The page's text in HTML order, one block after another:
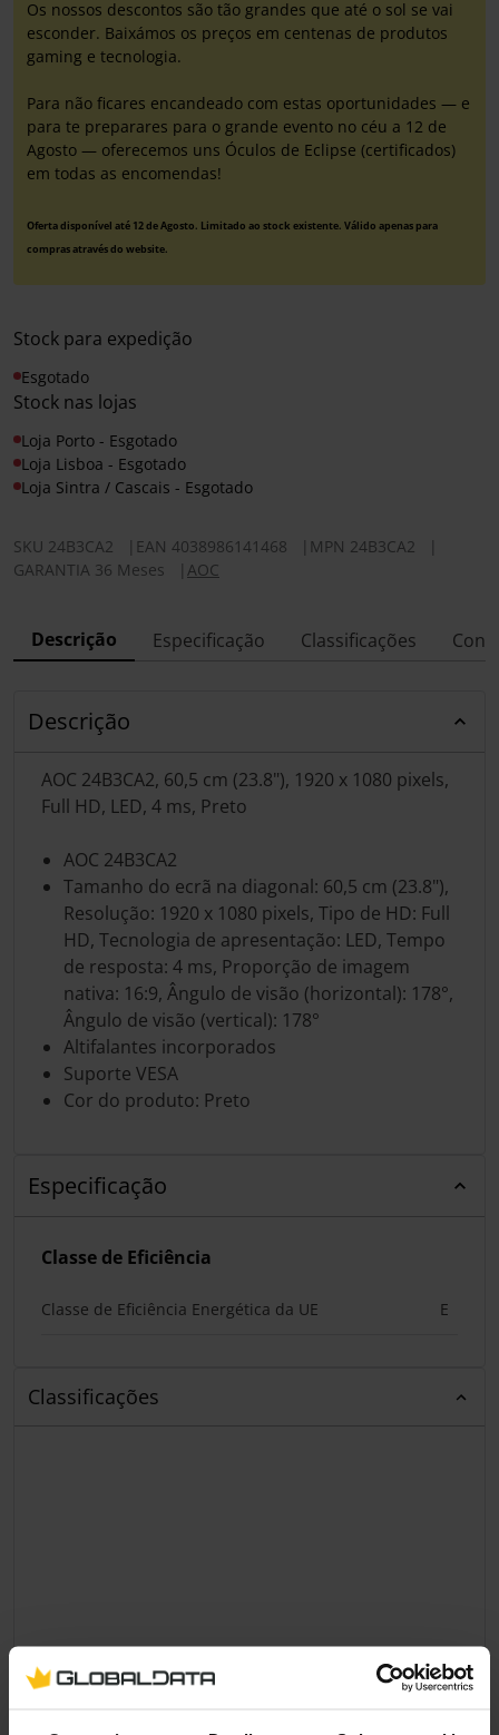
Os nossos descontos são tão grandes que até o sol se vai
esconder. Baixámos os preços em centenas de produtos
gaming e tecnologia.
Para não ficares encandeado com estas oportunidades — e
para te preparares para o grande evento no céu a 12 de
Agosto — oferecemos uns Óculos de Eclipse (certificados)
em todas as encomendas!
Oferta disponível até 12 de Agosto. Limitado ao stock existente. Válido apenas para
compras através do website.
Stock para expedição
Esgotado
Stock nas lojas
Loja Porto - Esgotado
Loja Lisboa - Esgotado
Loja Sintra / Cascais - Esgotado
SKU 24B3CA2 EAN 4038986141468 MPN 24B3CA2
GARANTIA 36 Meses
AOC
Descrição Especificação Classificações
Descrição
AOC 24B3CA2, 60,5 cm (23.8"), 1920 x 1080 pixels,
Full HD, LED, 4 ms, Preto
AOC 24B3CA2
Tamanho do ecrã na diagonal: 60,5 cm (23.8"),
Resolução: 1920 x 1080 pixels, Tipo de HD: Full
HD, Tecnologia de apresentação: LED, Tempo
de resposta: 4 ms, Proporção de imagem
nativa: 16:9, Ângulo de visão (horizontal): 178°,
Ângulo de visão (vertical): 178°
Altifalantes incorporados
Suporte VESA
Cor do produto: Preto
Especificação
Classe de Eficiência
Classe de Eficiência Energética da UE E
Classificações